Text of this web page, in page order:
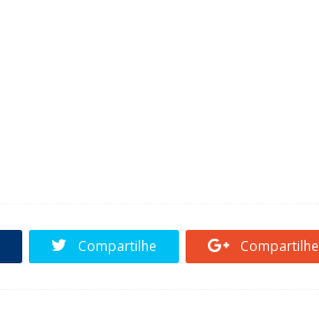
Compartilhe Compartilhe